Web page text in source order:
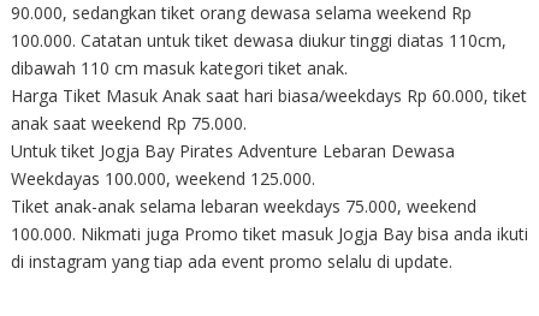
90.000, sedangkan tiket orang dewasa selama weekend Rp
100.000. Catatan untuk tiket dewasa diukur tinggi diatas 110cm,
dibawah 110 cm masuk kategori tiket anak.
Harga Tiket Masuk Anak saat hari biasa/weekdays Rp 60.000, tiket
anak saat weekend Rp 75.000.
Untuk tiket Jogja Bay Pirates Adventure Lebaran Dewasa
Weekdayas 100.000, weekend 125.000.
Tiket anak-anak selama lebaran weekdays 75.000, weekend
100.000. Nikmati juga Promo tiket masuk Jogja Bay bisa anda ikuti
di instagram yang tiap ada event promo selalu di update.